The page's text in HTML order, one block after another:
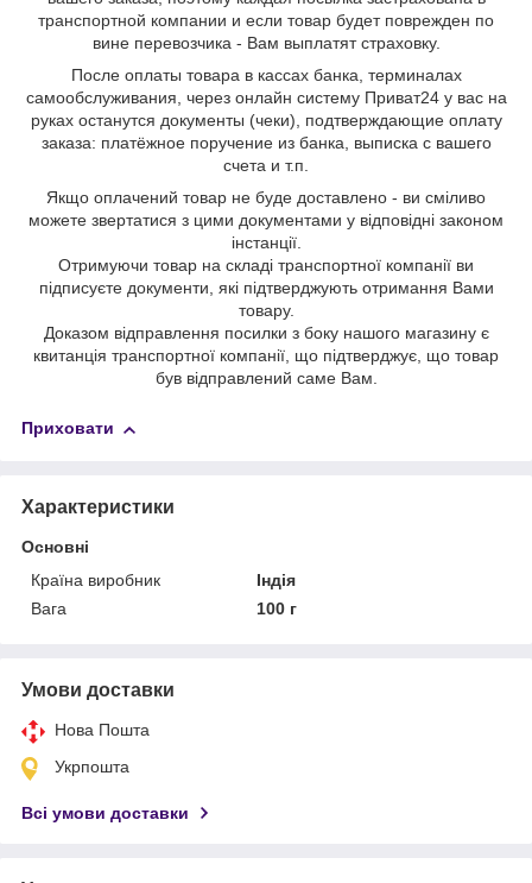
транспортной компании и если товар будет поврежден по
вине перевозчика - Вам выплатят страховку.
После оплаты товара в кассах банка, терминалах
самообслуживания, через онлайн систему Приват24 у вас на
руках останутся документы (чеки), подтверждающие оплату
заказа: платёжное поручение из банка, выписка с вашего
счета и т.п.
Якщо оплачений товар не буде доставлено - ви сміливо
можете звертатися з цими документами у відповідні законом
інстанції.
Отримуючи товар на складі транспортної компанії ви
підписуєте документи, які підтверджують отримання Вами
товару.
Доказом відправлення посилки з боку нашого магазину є
квитанція транспортної компанії, що підтверджує, що товар
був відправлений саме Вам.
Приховати
Характеристики
Основні
Країна виробник
Індія
Вага
100 г
Умови доставки
Нова Пошта
Укрпошта
Всі умови доставки